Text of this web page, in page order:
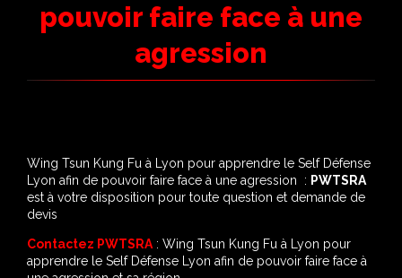
pouvoir faire face à une
agression
Wing Tsun Kung Fu à Lyon pour apprendre le Self Défense
Lyon afin de pouvoir faire face à une agression : PWTSRA
est à votre disposition pour toute question et demande de
devis
Contactez PWTSRA : Wing Tsun Kung Fu à Lyon pour
apprendre le Self Défense Lyon afin de pouvoir faire face à